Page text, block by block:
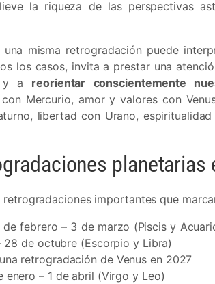
la riqueza de las perspectivas
misma retrogradación puede
los casos, invita a prestar una
y a reorientar conscientemente
Mercurio, amor y valores con
libertad con Urano,
planetarias
retrogradaciones importantes que
de febrero – 3 de marzo (Piscis y
28 de octubre (Escorpio y Libra)
retrogradación de Venus en 2027
enero – 1 de abril (Virgo y Leo)